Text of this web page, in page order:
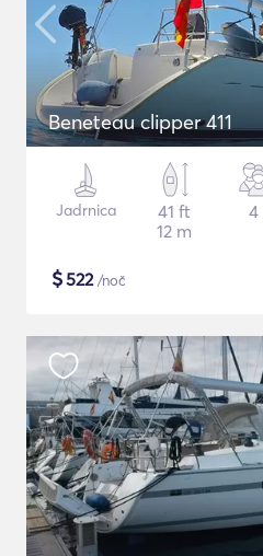
Beneteau clipper 411
Jadrnica
41 ft
12 m
4
$522/noč